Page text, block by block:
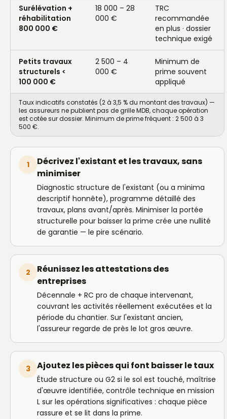
Surélévation +
réhabilitation
800 000 €
18 000 – 28
000 €
TRC
recommandée
en plus · dossier
technique exigé
Petits travaux
structurels <
100 000 €
2 500 – 4
000 €
Minimum de
prime souvent
appliqué
Taux indicatifs constatés (2 à 3,5 % du montant des travaux) —
les assureurs ne publient pas de grille MDB, chaque opération
est cotée sur dossier. Minimum de prime fréquent : 2 500 à 3
500 €.
1
Décrivez l'existant et les travaux, sans
minimiser
Diagnostic structure de l'existant (ou a minima
descriptif honnête), programme détaillé des
travaux, plans avant/après. Minimiser la portée
structurelle pour baisser la prime crée une nullité
de garantie — le pire scénario.
2
Réunissez les attestations des
entreprises
Décennale + RC pro de chaque intervenant,
couvrant les activités réellement exécutées et la
période du chantier. Sur l'existant ancien,
l'assureur regarde de près le lot gros œuvre.
3 Ajoutez les pièces qui font baisser le taux
Étude structure ou G2 si le sol est touché, maîtrise
d'œuvre identifiée, contrôle technique en mission
L sur les opérations significatives : chaque pièce
rassure et se lit dans la prime.